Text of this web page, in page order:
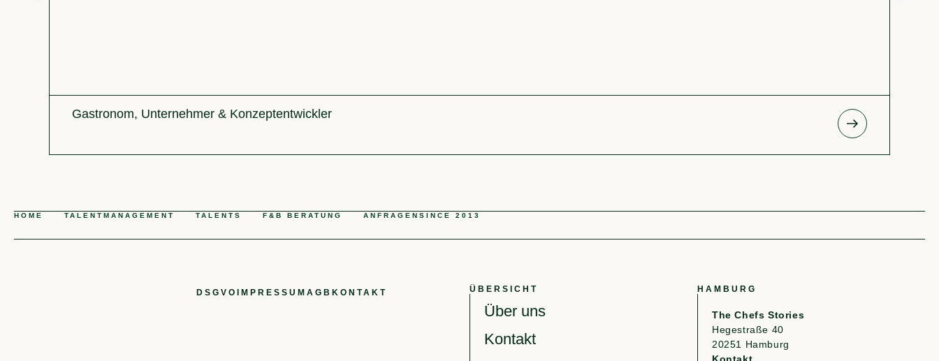
Gastronom, Unternehmer & Konzeptentwickler
HOME TALENTMANAGEMENT TALENTS F&B BERATUNG ANFRAGEN SINCE 2013
DSGVO IMPRESSUM AGB KONTAKT ÜBERSICHT
Über uns
Kontakt
HAMBURG
The Chefs Stories
Hegestraße 40
20251 Hamburg